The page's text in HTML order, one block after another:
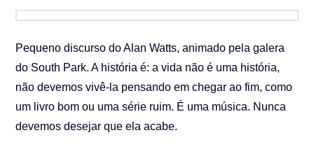
Pequeno discurso do Alan Watts, animado pela galera
do South Park. A história é: a vida não é uma história,
não devemos vivê-la pensando em chegar ao fim, como
um livro bom ou uma série ruim. É uma música. Nunca
devemos desejar que ela acabe.